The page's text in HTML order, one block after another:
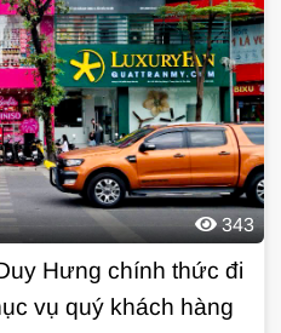
343
Hưng chính thức đi
vụ quý khách hàng